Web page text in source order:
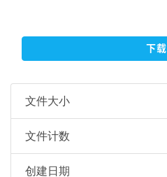
下载
文件大小
文件计数
创建日期